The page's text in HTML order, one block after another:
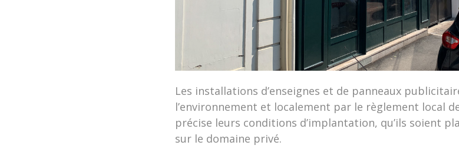
Les installations d’enseignes et de panneaux
l’environnement et localement par le règlement local
précise leurs conditions d’implantation, qu’ils soient
sur le domaine privé.